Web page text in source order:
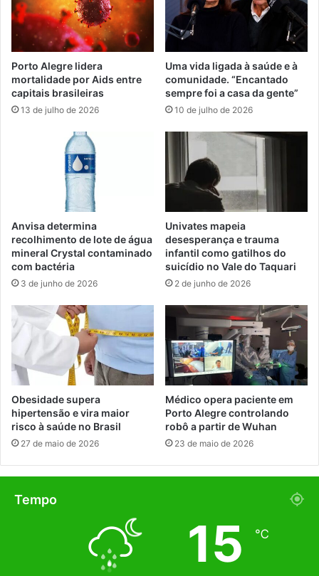
Porto Alegre lidera
mortalidade por Aids entre
capitais brasileiras
13 de julho de 2026
Uma vida ligada à saúde e à
comunidade. “Encantado
sempre foi a casa da gente”
10 de julho de 2026
Anvisa determina
recolhimento de lote de água
mineral Crystal contaminado
com bactéria
3 de junho de 2026
Univates mapeia
desesperança e trauma
infantil como gatilhos do
suicídio no Vale do Taquari
2 de junho de 2026
Obesidade supera
hipertensão e vira maior
risco à saúde no Brasil
27 de maio de 2026
Médico opera paciente em
Porto Alegre controlando
robô a partir de Wuhan
23 de maio de 2026
Tempo
15 ℃